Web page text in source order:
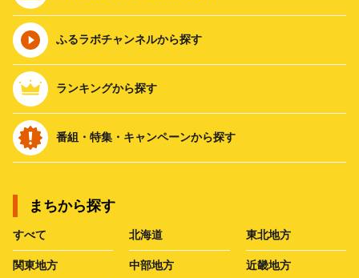
ふるラボチャンネルから探す
ランキングから探す
番組・特集・キャンペーンから探す
まちから探す
すべて 北海道 東北地方
関東地方 中部地方 近畿地方